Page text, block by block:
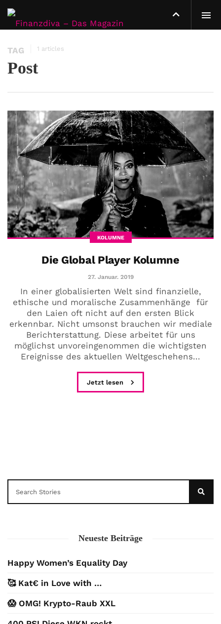
TAG 1 articles
Post
KOLUMNE
Die Global Player Kolumne
27. Januar. 2019
In einer globalisierten Welt sind finanzielle,
ethische und moralische Zusammenhänge für
den Laien oft nicht auf den ersten Blick
erkennbar. Nicht umsonst brauchen wir mediale
Berichterstattung. Diese arbeitet für uns
möglichst unvoreingenommen die wichtigsten
Ereignisse des aktuellen Weltgeschehens...
Jetzt lesen
Neueste Beiträge
Happy Women’s Equality Day
🥰 Kat€ in Love with …
😱 OMG! Krypto-Raub XXL